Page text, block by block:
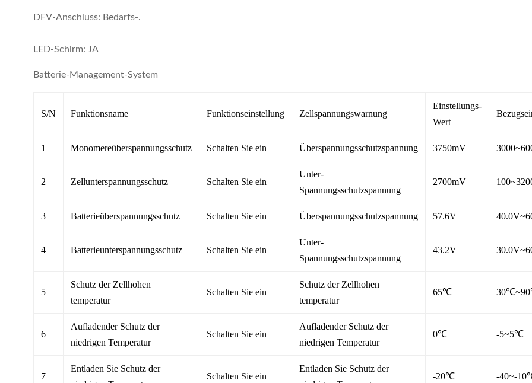
DFV-Anschluss: Bedarfs-.
LED-Schirm: JA
Batterie-Management-System
S/N Funktionsname Funktionseinstellung Zellspannungswarnung
Einstellungs-
Wert
1 Monomereüberspannungsschutz Schalten Sie ein Überspannungsschutzspannung 3750mV
2 Zellunterspannungsschutz Schalten Sie ein
Unter-
Spannungsschutzspannung
2700mV
3 Batterieüberspannungsschutz Schalten Sie ein Überspannungsschutzspannung 57.6V
4 Batterieunterspannungsschutz Schalten Sie ein
Unter-
Spannungsschutzspannung
43.2V
5
Schutz der Zellhohen
temperatur
Schalten Sie ein
Schutz der Zellhohen
temperatur
65℃
6
Aufladender Schutz der
niedrigen Temperatur
Schalten Sie ein
Aufladender Schutz der
niedrigen Temperatur
0℃ -5~5℃
7
Entladen Sie Schutz der
Schalten Sie ein
Entladen Sie Schutz der
-20℃ -40~-